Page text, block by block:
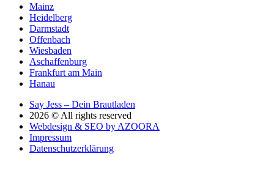
Mainz
Heidelberg
Darmstadt
Offenbach
Wiesbaden
Aschaffenburg
Frankfurt am Main
Hanau
Say Jess – Dein Brautladen
2026 © All rights reserved
Webdesign & SEO by AZOORA
Impressum
Datenschutzerklärung